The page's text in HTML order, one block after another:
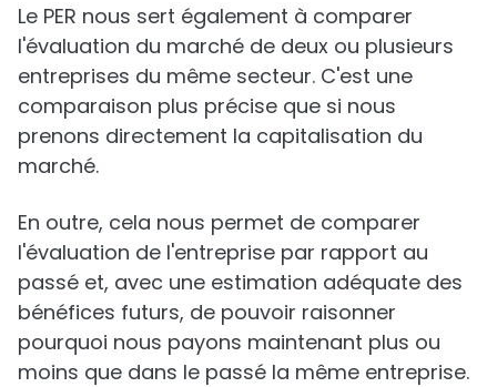
Le PER nous sert également à comparer
l'évaluation du marché de deux ou plusieurs
entreprises du même secteur. C'est une
comparaison plus précise que si nous
prenons directement la capitalisation du
marché.
En outre, cela nous permet de comparer
l'évaluation de l'entreprise par rapport au
passé et, avec une estimation adéquate des
bénéfices futurs, de pouvoir raisonner
pourquoi nous payons maintenant plus ou
moins que dans le passé la même entreprise.